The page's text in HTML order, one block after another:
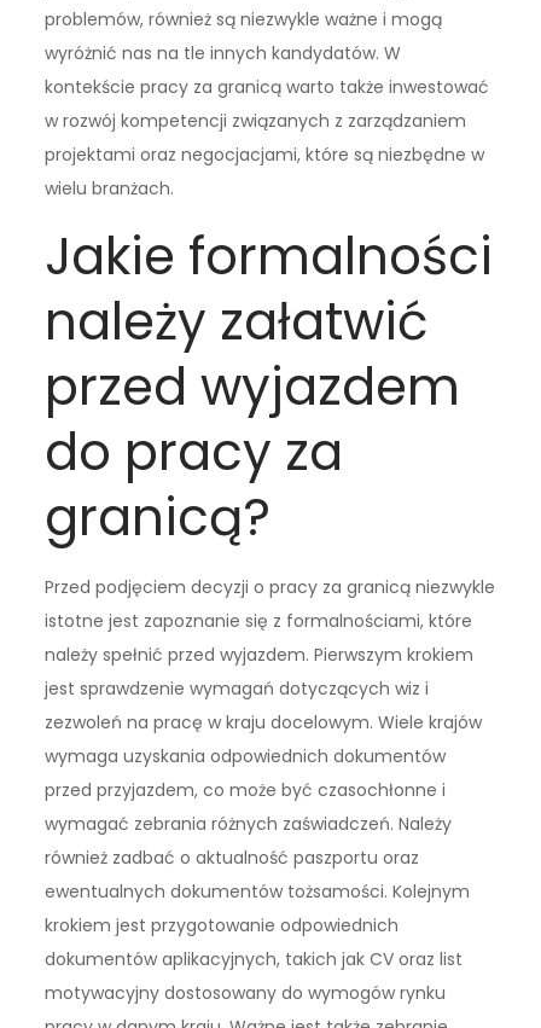
problemów, również są niezwykle ważne i mogą
wyróżnić nas na tle innych kandydatów. W
kontekście pracy za granicą warto także inwestować
w rozwój kompetencji związanych z zarządzaniem
projektami oraz negocjacjami, które są niezbędne w
wielu branżach.
Jakie formalności
należy załatwić
przed wyjazdem
do pracy za
granicą?
Przed podjęciem decyzji o pracy za granicą niezwykle
istotne jest zapoznanie się z formalnościami, które
należy spełnić przed wyjazdem. Pierwszym krokiem
jest sprawdzenie wymagań dotyczących wiz i
zezwoleń na pracę w kraju docelowym. Wiele krajów
wymaga uzyskania odpowiednich dokumentów
przed przyjazdem, co może być czasochłonne i
wymagać zebrania różnych zaświadczeń. Należy
również zadbać o aktualność paszportu oraz
ewentualnych dokumentów tożsamości. Kolejnym
krokiem jest przygotowanie odpowiednich
dokumentów aplikacyjnych, takich jak CV oraz list
motywacyjny dostosowany do wymogów rynku